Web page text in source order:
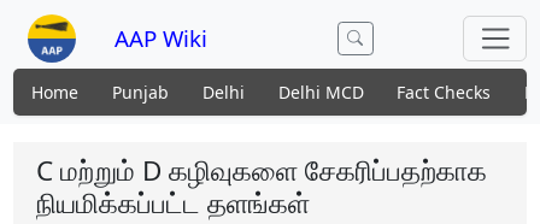
AAP Wiki
Home Punjab Delhi Delhi MCD Fact Checks
C மற்றும் D கழிவுகளை சேகரிப்பதற்காக
நியமிக்கப்பட்ட தளங்கள்